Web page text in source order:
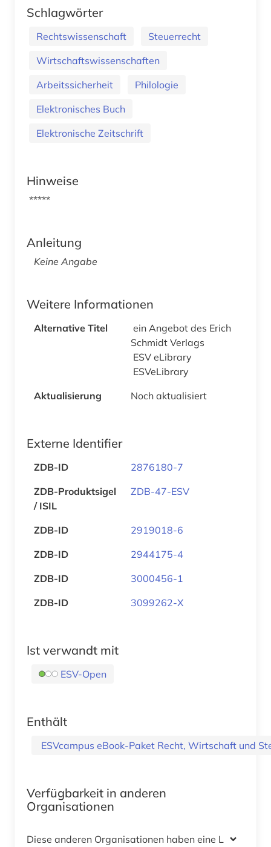
Schlagwörter
Rechtswissenschaft
Steuerrecht
Wirtschaftswissenschaften
Arbeitssicherheit
Philologie
Elektronisches Buch
Elektronische Zeitschrift
Hinweise
*****
Anleitung
Keine Angabe
Weitere Informationen
Alternative Titel
ein Angebot des Erich
Schmidt Verlags
ESV eLibrary
ESVeLibrary
Aktualisierung
Noch aktualisiert
Externe Identifier
ZDB-ID
2876180-7
ZDB-Produktsigel
/ ISIL
ZDB-47-ESV
ZDB-ID
2919018-6
ZDB-ID
2944175-4
ZDB-ID
3000456-1
ZDB-ID
3099262-X
Ist verwandt mit
ESV-Open
Enthält
ESVcampus eBook-Paket Recht, Wirtschaft und
Verfügbarkeit in anderen
Organisationen
Diese anderen Organisationen haben eine Lizenz